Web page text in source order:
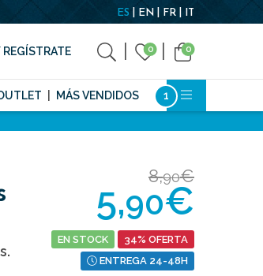
ES EN FR IT
0 0
MÁS VENDIDOS
8,90€
5,90€
EN STOCK
34% OFERTA
ENTREGA 24-48H